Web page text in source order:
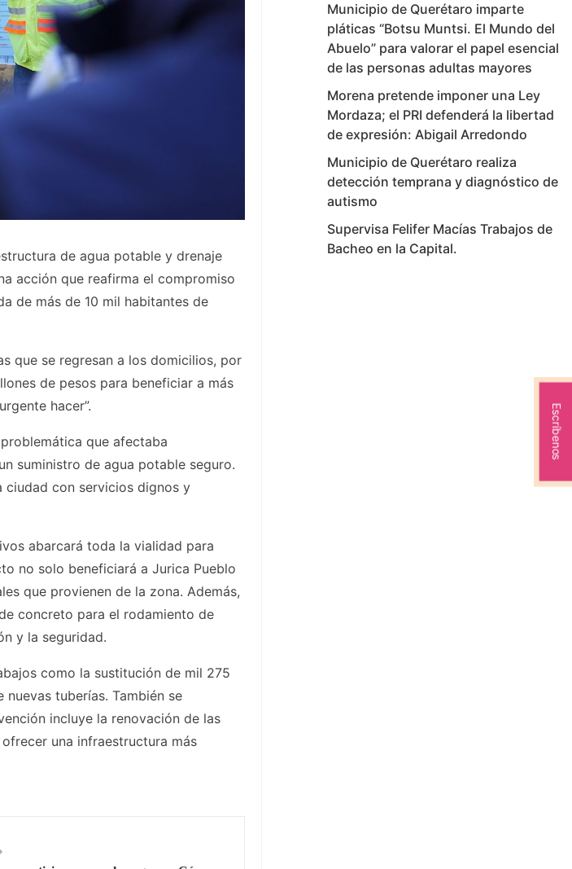
de agua potable y drenaje
acción que reafirma el compromiso
de más de 10 mil habitantes de
que se regresan a los domicilios, por
de pesos para beneficiar a más
hacer”.
que afectaba
suministro de agua potable seguro.
ciudad con servicios dignos y
abarcará toda la vialidad para
no solo beneficiará a Jurica Pueblo
que provienen de la zona. Además,
concreto para el rodamiento de
y la seguridad.
como la sustitución de mil 275
tuberías. También se
incluye la renovación de las
una infraestructura más
Municipio de Querétaro imparte
pláticas “Botsu Muntsi. El Mundo del
Abuelo” para valorar el papel esencial
de las personas adultas mayores
Morena pretende imponer una Ley
Mordaza; el PRI defenderá la libertad
de expresión: Abigail Arredondo
Municipio de Querétaro realiza
detección temprana y diagnóstico de
autismo
Supervisa Felifer Macías Trabajos de
Bacheo en la Capital.
Escríbenos